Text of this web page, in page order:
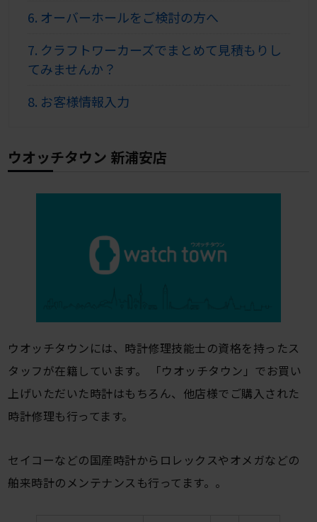
6. オーバーホールをご検討の方へ
7. クラフトワーカーズでまとめて見積もりし
てみませんか？
8. お客様情報入力
ウオッチタウン 新浦安店
ウオッチタウンには、時計修理技能士の資格を持ったス
タッフが在籍しています。 「ウオッチタウン」でお買い
上げいただいた時計はもちろん、他店様でご購入された
時計修理も行ってます。
セイコーなどの国産時計からロレックスやオメガなどの
舶来時計のメンテナンスも行ってます。。